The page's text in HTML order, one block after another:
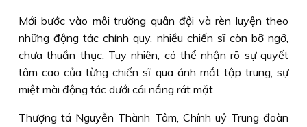
Mới bước vào môi trường quân đội và rèn luyện theo
những động tác chính quy, nhiều chiến sĩ còn bỡ ngỡ,
chưa thuần thục. Tuy nhiên, có thể nhận rõ sự quyết
tâm cao của từng chiến sĩ qua ánh mắt tập trung, sự
miệt mài động tác dưới cái nắng rát mặt.
Thượng tá Nguyễn Thành Tâm, Chính uỷ Trung đoàn